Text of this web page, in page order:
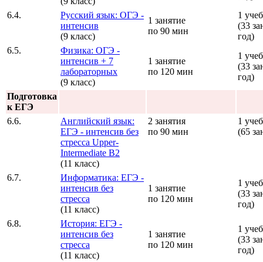
6.4.
Русский язык: ОГЭ -
интенсив
(9 класс)
1 занятие
по 90 мин
1
(33
год)
6.5.
Физика: ОГЭ -
интенсив + 7
лабораторных
(9 класс)
1 занятие
по 120 мин
1
(33
год)
Подготовка
к ЕГЭ
6.6.
Английский язык:
ЕГЭ - интенсив без
стресса Upper-
Intermediate B2
(11 класс)
2 занятия
по 90 мин
1
(65
6.7.
Информатика: ЕГЭ -
интенсив без
стресса
(11 класс)
1 занятие
по 120 мин
1
(33
год)
6.8.
История: ЕГЭ -
интенсив без
стресса
(11 класс)
1 занятие
по 120 мин
1
(33
год)